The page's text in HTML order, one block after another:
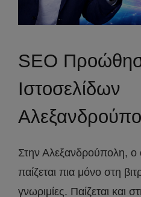
SEO
Ιστοσελίδων
Στην Αλεξανδρούπολη, ο
παίζεται πια μόνο στη
γνωριμίες. Παίζεται και